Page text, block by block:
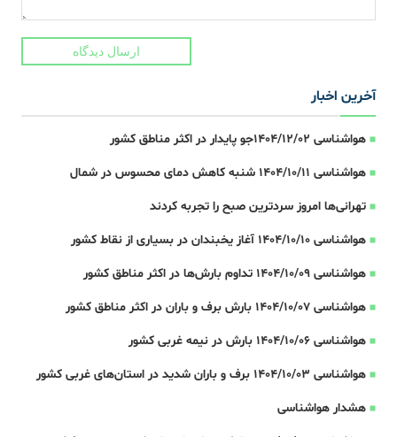
ارسال دیدگاه
آخرین اخبار
هواشناسی 1404/12/02جو پایدار در اکثر مناطق کشور
هواشناسی 1404/10/11 شنبه کاهش دمای محسوس در شمال
تهرانی‌ها امروز سردترین صبح را تجربه کردند
هواشناسی 1404/10/10 آغاز یخبندان در بسیاری از نقاط کشور
هواشناسی 1404/10/09 تداوم بارش‌ها در اکثر مناطق کشور
هواشناسی 1404/10/07 بارش برف و باران در اکثر مناطق کشور
هواشناسی 1404/10/06 بارش در نیمه غربی کشور
هواشناسی 1404/10/03 برف و باران شدید در استان‌های غربی کشور
هشدار هواشناسی